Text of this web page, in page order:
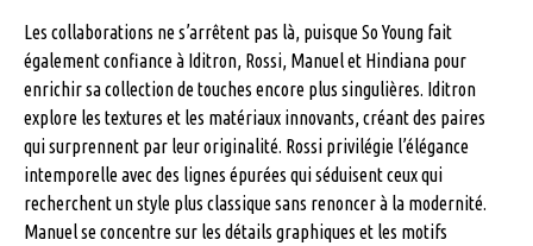
Les collaborations ne s’arrêtent pas là, puisque So Young fait
également confiance à Iditron, Rossi, Manuel et Hindiana pour
enrichir sa collection de touches encore plus singulières. Iditron
explore les textures et les matériaux innovants, créant des paires
qui surprennent par leur originalité. Rossi privilégie l’élégance
intemporelle avec des lignes épurées qui séduisent ceux qui
recherchent un style plus classique sans renoncer à la modernité.
Manuel se concentre sur les détails graphiques et les motifs